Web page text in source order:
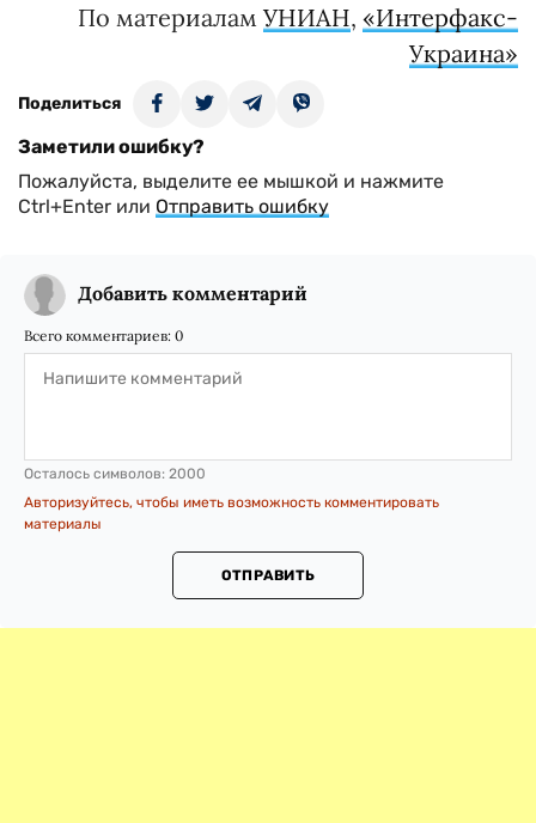
По материалам УНИАН, «Интерфакс-
Украина»
Поделиться
Заметили ошибку?
Пожалуйста, выделите ее мышкой и нажмите
Ctrl+Enter или Отправить ошибку
Добавить комментарий
Всего комментариев: 0
Осталось символов: 2000
Авторизуйтесь, чтобы иметь возможность комментировать
материалы
ОТПРАВИТЬ